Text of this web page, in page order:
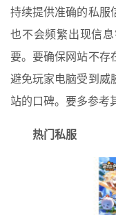
持续提供准确的私服
也不会频繁出现信
要。要确保网站不存
避免玩家电脑受到威
站的口碑。要多参考
热门私服